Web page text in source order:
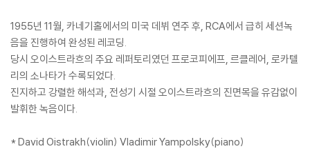
1955년 11월, 카네기홀에서의 미국 데뷔 연주 후, RCA에서 급히 세션녹
음을 진행하여 완성된 레코딩.
당시 오이스트라흐의 주요 레퍼토리였던 프로코피에프, 르클레어, 로카텔
리의 소나타가 수록되었다.
진지하고 강렬한 해석과, 전성기 시절 오이스트라흐의 진면목을 유감없이
발휘한 녹음이다.
* David Oistrakh(violin) Vladimir Yampolsky(piano)